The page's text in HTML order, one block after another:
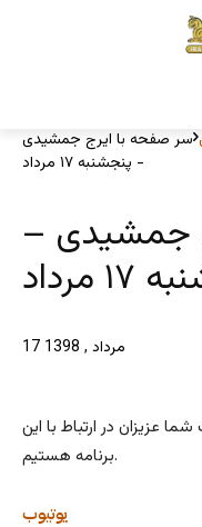
سر صفحه با ایرج جمشیدی
- پنجشنبه ۱۷ مرداد
جمشیدی –
مرداد
17 مرداد , 1398
عزیزان در ارتباط با این
برنامه هستیم.
یوتیوب